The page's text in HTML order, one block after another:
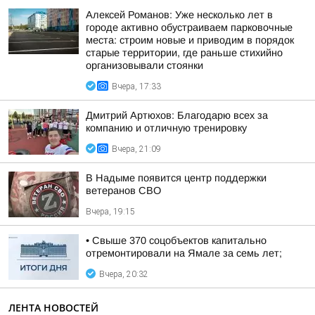
Алексей Романов: Уже несколько лет в
городе активно обустраиваем парковочные
места: строим новые и приводим в порядок
старые территории, где раньше стихийно
организовывали стоянки
Вчера, 17:33
Дмитрий Артюхов: Благодарю всех за
компанию и отличную тренировку
Вчера, 21:09
В Надыме появится центр поддержки
ветеранов СВО
Вчера, 19:15
• Свыше 370 соцобъектов капитально
отремонтировали на Ямале за семь лет;
Вчера, 20:32
ЛЕНТА НОВОСТЕЙ